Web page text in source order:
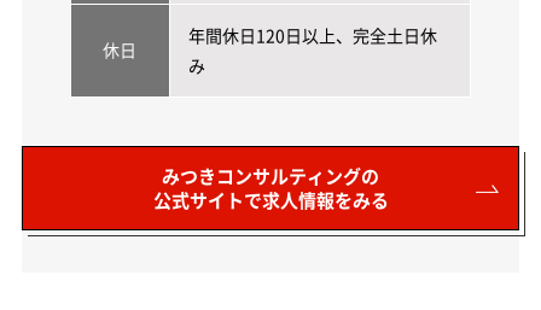
休日
年間休日120日以上、完全土日休
み
みつきコンサルティングの
公式サイトで求人情報をみる